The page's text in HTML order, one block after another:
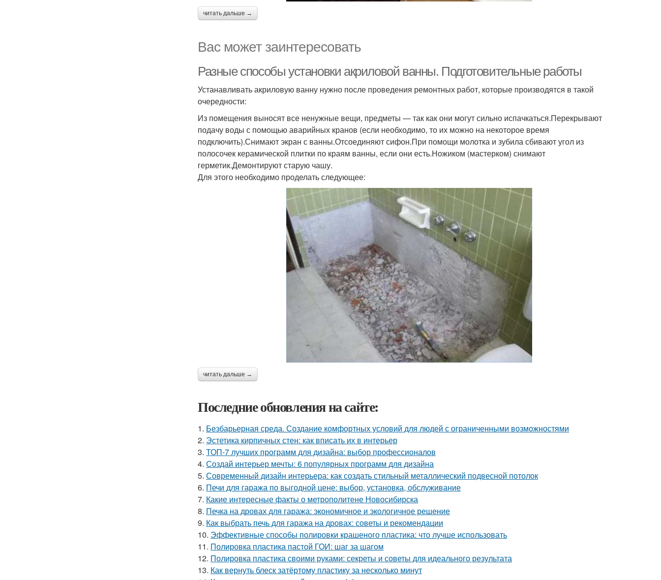
читать дальше →
Вас может заинтересовать
Разные способы установки акриловой ванны. Подготовительные работы
Устанавливать акриловую ванну нужно после проведения ремонтных работ, которые производятся в такой
очередности:
Из помещения выносят все ненужные вещи, предметы — так как они могут сильно испачкаться.Перекрывают
подачу воды с помощью аварийных кранов (если необходимо, то их можно на некоторое время
подключить).Снимают экран с ванны.Отсоединяют сифон.При помощи молотка и зубила сбивают угол из
полосочек керамической плитки по краям ванны, если они есть.Ножиком (мастерком) снимают
герметик.Демонтируют старую чашу.
Для этого необходимо проделать следующее:
читать дальше →
Последние обновления на сайте:
1. Безбарьерная среда. Создание комфортных условий для людей с ограниченными возможностями
2. Эстетика кирпичных стен: как вписать их в интерьер
3. ТОП-7 лучших программ для дизайна: выбор профессионалов
4. Создай интерьер мечты: 6 популярных программ для дизайна
5. Современный дизайн интерьера: как создать стильный металлический подвесной потолок
6. Печи для гаража по выгодной цене: выбор, установка, обслуживание
7. Какие интересные факты о метрополитене Новосибирска
8. Печка на дровах для гаража: экономичное и экологичное решение
9. Как выбрать печь для гаража на дровах: советы и рекомендации
10. Эффективные способы полировки крашеного пластика: что лучше использовать
11. Полировка пластика пастой ГОИ: шаг за шагом
12. Полировка пластика своими руками: секреты и советы для идеального результата
13. Как вернуть блеск затёртому пластику за несколько минут